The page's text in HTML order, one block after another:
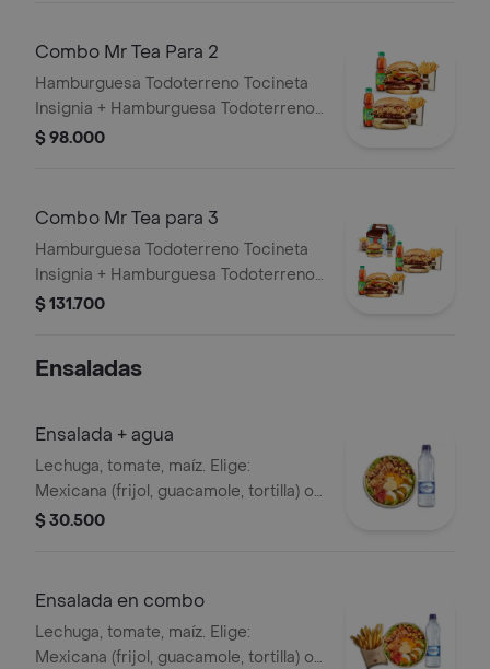
Combo Mr Tea Para 2
Hamburguesa Todoterreno Tocineta
Insignia + Hamburguesa Todoterreno
Callejera + 2 papas grandes + 2 Mr
$ 98.000
Combo Mr Tea para 3
Hamburguesa Todoterreno Tocineta
Insignia + Hamburguesa Todoterreno
Callejera + 2 papas grandes + 2 Mr
$ 131.700
Ensaladas
Ensalada + agua
Lechuga, tomate, maíz. Elige:
Mexicana (frijol, guacamole, tortilla) o
Campestre (quesos, huevo, pepinillos)
alimentos de origen animal) + agua
$ 30.500
Ensalada en combo
Lechuga, tomate, maíz. Elige:
Mexicana (frijol, guacamole, tortilla) o